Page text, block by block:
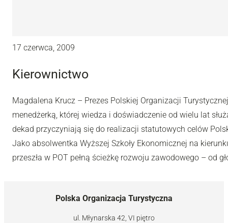
17 czerwca, 2009
Kierownictwo
Magdalena Krucz – Prezes Polskiej Organizacji
menedżerką, której wiedza i doświadczenie od wielu lat
dekad przyczyniają się do realizacji statutowych celów
Jako absolwentka Wyższej Szkoły Ekonomicznej na
przeszła w POT pełną ścieżkę rozwoju zawodowego – od
Polska Organizacja Turystyczna
ul. Młynarska 42, VI piętro